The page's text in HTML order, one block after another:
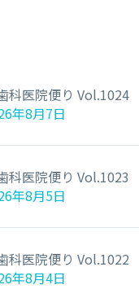
科医院便り Vol.1024
年8月7日
科医院便り Vol.1023
年8月5日
科医院便り Vol.1022
年8月4日